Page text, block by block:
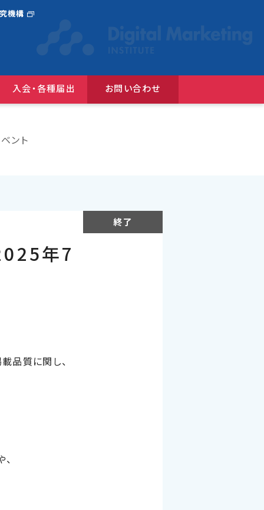
入会・各種届出 お問い合わせ
機構
ント
年7
品質に関し、
、
終了